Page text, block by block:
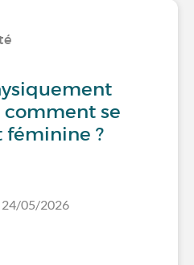
comment se
féminine ?
24/05/2026